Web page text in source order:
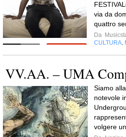
via da
quattro
Da
CULTURA,
VV.AA. – UMA
Siamo
notevole
volgere